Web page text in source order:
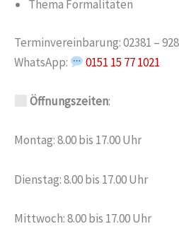
Thema Formalitäten
Terminvereinbarung: 02381 –
WhatsApp:
0151 15 77 1021
Öffnungszeiten:
Montag: 8.00 bis 17.00 Uhr
Dienstag: 8.00 bis 17.00 Uhr
Mittwoch: 8.00 bis 17.00 Uhr